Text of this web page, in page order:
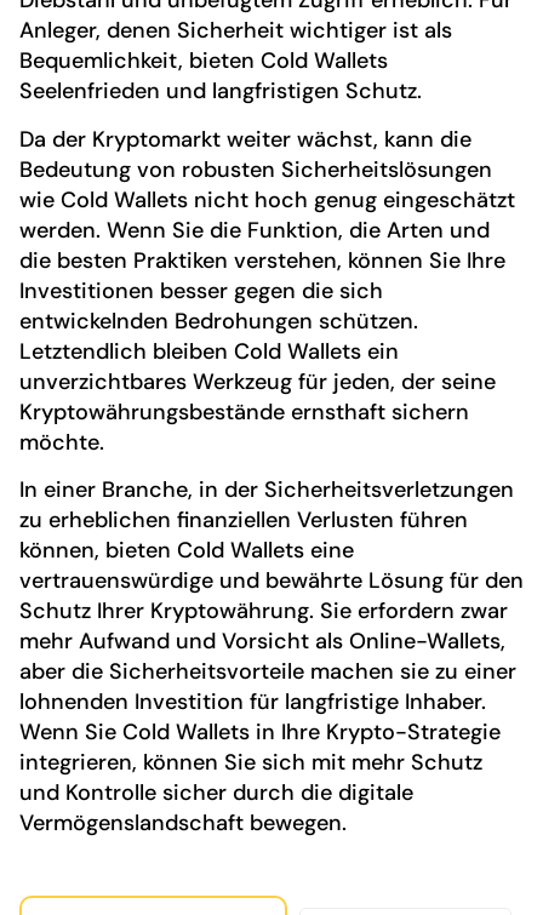
Anleger, denen Sicherheit wichtiger ist als
Bequemlichkeit, bieten Cold Wallets
Seelenfrieden und langfristigen Schutz.
Da der Kryptomarkt weiter wächst, kann die
Bedeutung von robusten Sicherheitslösungen
wie Cold Wallets nicht hoch genug eingeschätzt
werden. Wenn Sie die Funktion, die Arten und
die besten Praktiken verstehen, können Sie Ihre
Investitionen besser gegen die sich
entwickelnden Bedrohungen schützen.
Letztendlich bleiben Cold Wallets ein
unverzichtbares Werkzeug für jeden, der seine
Kryptowährungsbestände ernsthaft sichern
möchte.
In einer Branche, in der Sicherheitsverletzungen
zu erheblichen finanziellen Verlusten führen
können, bieten Cold Wallets eine
vertrauenswürdige und bewährte Lösung für den
Schutz Ihrer Kryptowährung. Sie erfordern zwar
mehr Aufwand und Vorsicht als Online-Wallets,
aber die Sicherheitsvorteile machen sie zu einer
lohnenden Investition für langfristige Inhaber.
Wenn Sie Cold Wallets in Ihre Krypto-Strategie
integrieren, können Sie sich mit mehr Schutz
und Kontrolle sicher durch die digitale
Vermögenslandschaft bewegen.